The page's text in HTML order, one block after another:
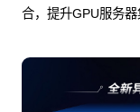
合，提升GPU服务器